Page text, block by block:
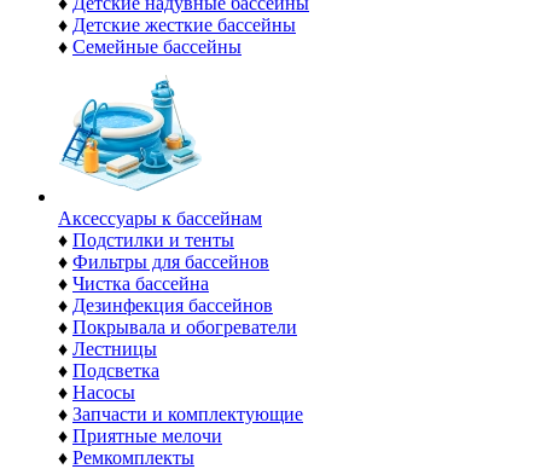
♦ Детские жесткие бассейны
♦ Семейные бассейны
Аксессуары к бассейнам
♦ Подстилки и тенты
♦ Фильтры для бассейнов
♦ Чистка бассейна
♦ Дезинфекция бассейнов
♦ Покрывала и обогреватели
♦ Лестницы
♦ Подсветка
♦ Насосы
♦ Запчасти и комплектующие
♦ Приятные мелочи
♦ Ремкомплекты